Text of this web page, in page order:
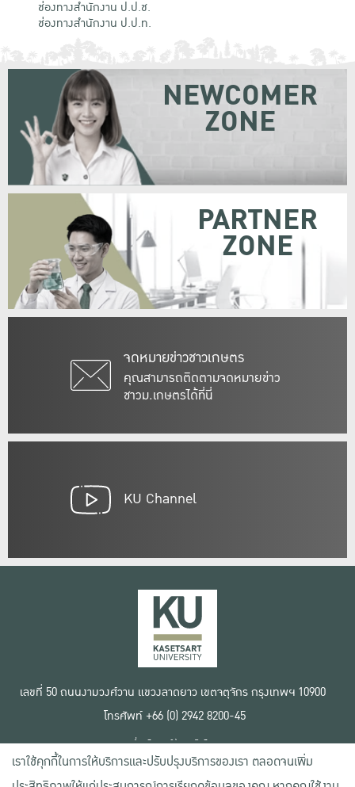
ช่องทางสำนักงาน ป.ป.ช.
ช่องทางสำนักงาน ป.ป.ท.
จดหมายข่าวชาวเกษตร
คุณสามารถติดตามจดหมายข่าว
ชาวม.เกษตรได้ที่นี่
NEWCOMER
ZONE
PARTNER
ZONE
KU Channel
เลขที่ 50 ถนนงามวงศ์วาน แขวงลาดยาว เขตจตุจักร กรุงเทพฯ 10900
โทรศัพท์ +66 (0) 2942 8200-45
เงื่อนไขการใช้งานเว็บไซต์
ข้อตกลงด้านสิทธิ์ใช้งาน
นโยบายความเป็นส่วนตัว
เราใช้คุกกี้ในการให้บริการและปรับปรุงบริการของเรา ตลอดจนเพิ่ม